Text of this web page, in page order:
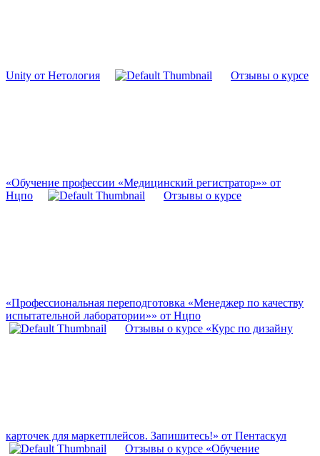
Unity от Нетология Отзывы о курсе
«Обучение профессии «Медицинский регистратор»» от
Нцпо
Отзывы о курсе
«Профессиональная переподготовка «Менеджер по качеству
испытательной лаборатории»» от Нцпо
Отзывы о курсе «Курс по дизайну
карточек для маркетплейсов. Запишитесь!» от Пентаскул
Отзывы о курсе «Обучение